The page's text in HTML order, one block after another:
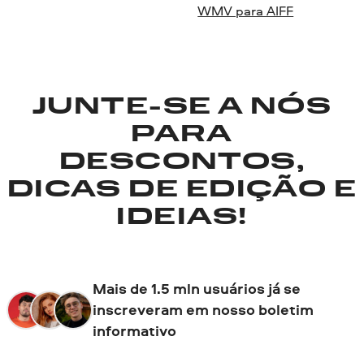
WMV para AIFF
JUNTE-SE A NÓS
PARA
DESCONTOS,
DICAS DE EDIÇÃO E
IDEIAS!
Mais de 1.5 mln usuários já se
inscreveram em nosso boletim
informativo